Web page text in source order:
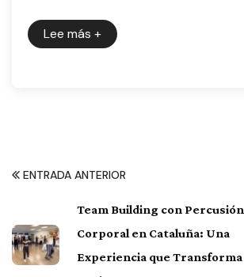
Lee más +
ENTRADA ANTERIOR
Team Building con Percusión
Corporal en Cataluña: Una
Experiencia que Transforma